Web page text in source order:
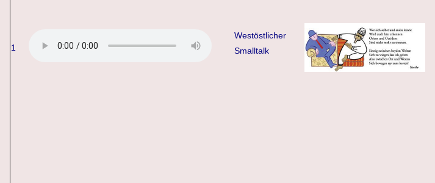
1
Westöstlicher
Smalltalk